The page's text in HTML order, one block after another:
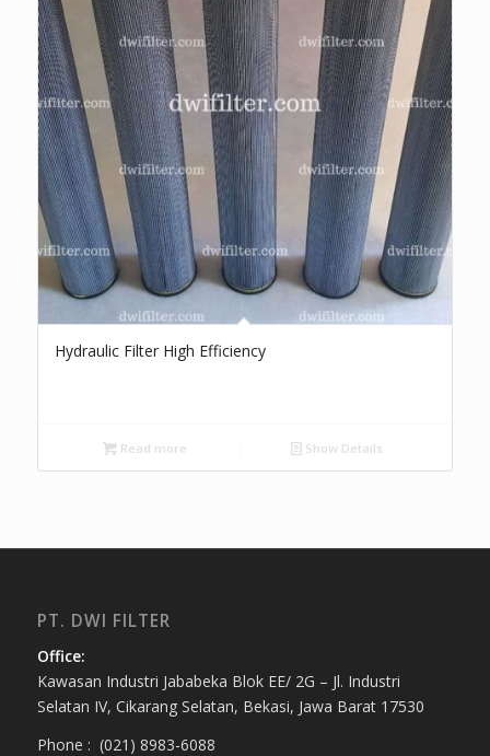
Hydraulic Filter High Efficiency
Read more Show Details
PT. DWI FILTER
Office:
Kawasan Industri Jababeka Blok EE/ 2G – Jl. Industri
Selatan IV, Cikarang Selatan, Bekasi, Jawa Barat 17530
Phone : (021) 8983-6088